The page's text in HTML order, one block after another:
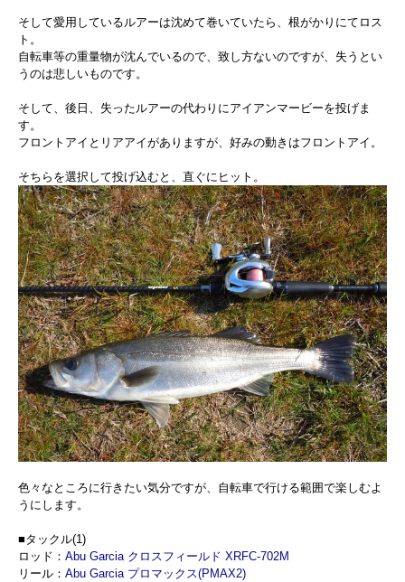
そして愛用しているルアーは沈めて巻いていたら、根がかりにてロス
ト。
自転車等の重量物が沈んでいるので、致し方ないのですが、失うとい
うのは悲しいものです。
そして、後日、失ったルアーの代わりにアイアンマービーを投げま
す。
フロントアイとリアアイがありますが、好みの動きはフロントアイ。
そちらを選択して投げ込むと、直ぐにヒット。
色々なところに行きたい気分ですが、自転車で行ける範囲で楽しむよ
うにします。
■タックル(1)
ロッド： Abu Garcia クロスフィールド XRFC-702M
リール： Abu Garcia プロマックス(PMAX2)